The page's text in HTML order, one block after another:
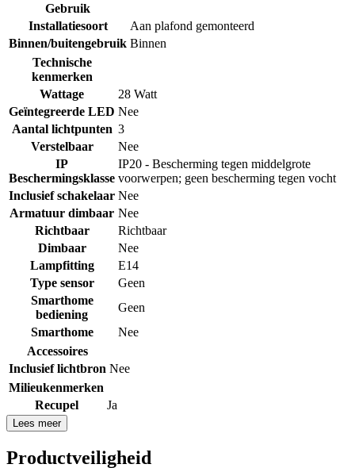
Gebruik
Installatiesoort
Aan plafond gemonteerd
Binnen/buitengebruik Binnen
Technische
kenmerken
Wattage
28 Watt
Geïntegreerde LED Nee
Aantal lichtpunten 3
Verstelbaar
Nee
IP
Beschermingsklasse
IP20 - Bescherming tegen middelgrote
voorwerpen; geen bescherming tegen vocht
Inclusief schakelaar Nee
Armatuur dimbaar Nee
Richtbaar
Richtbaar
Dimbaar
Nee
Lampfitting
E14
Type sensor
Geen
Smarthome
bediening
Geen
Smarthome
Nee
Accessoires
Inclusief lichtbron Nee
Milieukenmerken
Recupel
Ja
Lees meer
Productveiligheid